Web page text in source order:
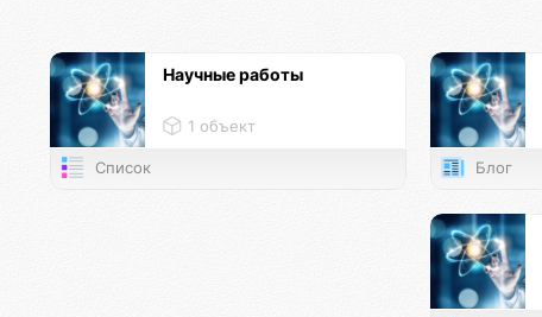
Научные работы
1 объект
Список Блог